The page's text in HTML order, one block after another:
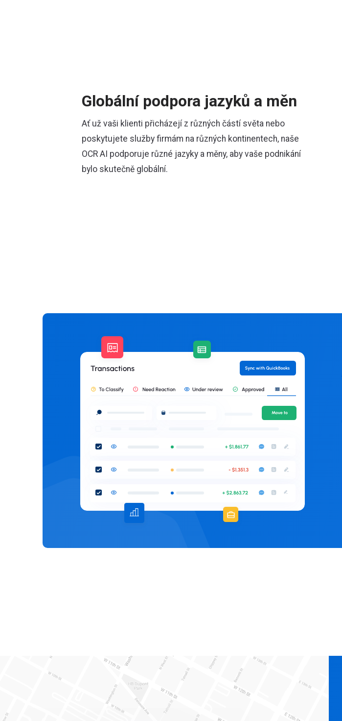
Globální podpora jazyků a měn
Ať už vaši klienti přicházejí z různých částí světa nebo
poskytujete služby firmám na různých kontinentech, naše
OCR AI podporuje různé jazyky a měny, aby vaše podnikání
bylo skutečně globální.